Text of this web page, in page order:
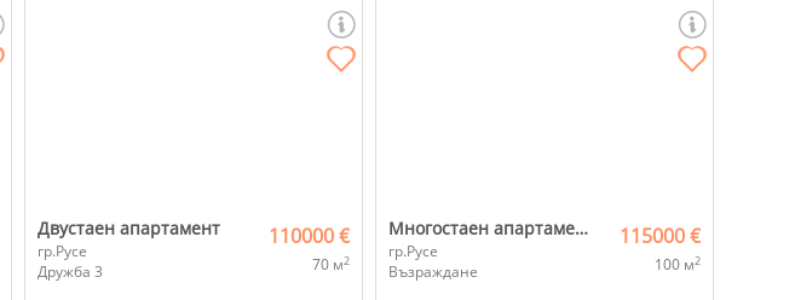
Двустаен апартамент
гр.Русе
Дружба 3
110000 €
70 м2
Многостаен апартамент
гр.Русе
Възраждане
115000 €
100 м2